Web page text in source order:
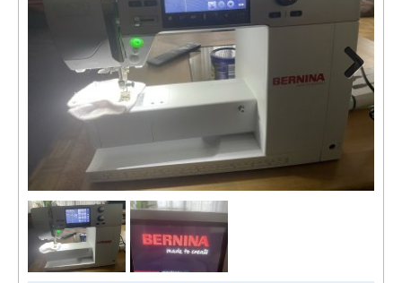
AGB, Nutzungsbedingungen
Impressum
Next